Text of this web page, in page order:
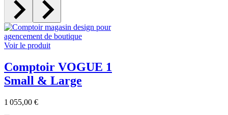
Voir le produit
Comptoir VOGUE 1
Small & Large
1 055,00 €